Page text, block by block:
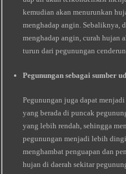
kemudian akan menurunkan
menghadap angin. Sebaliknya,
menghadap angin, curah hujan
turun dari pegunungan
Pegunungan sebagai sumber
Pegunungan juga dapat
yang berada di puncak
yang lebih rendah, sehingga
pegunungan menjadi lebih
menghambat penguapan dan
hujan di daerah sekitar